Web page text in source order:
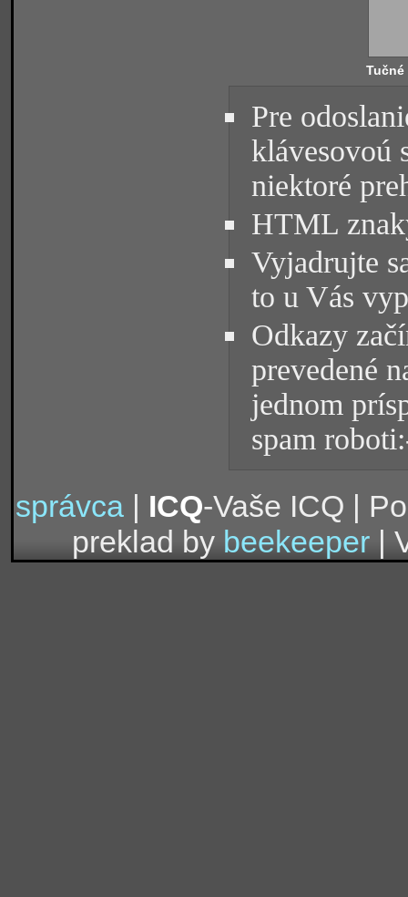
Tučné
Pre
klávesovoú
niektoré
HTML
Vyjadrujte
to u Vás
Odkazy
prevedené
jednom
spam
správca| ICQ-Vaše ICQ |
preklad by beekeeper |